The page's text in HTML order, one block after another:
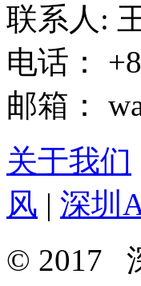
联系人:
电话：
邮箱：
关于我们
风 | 深圳
© 2017